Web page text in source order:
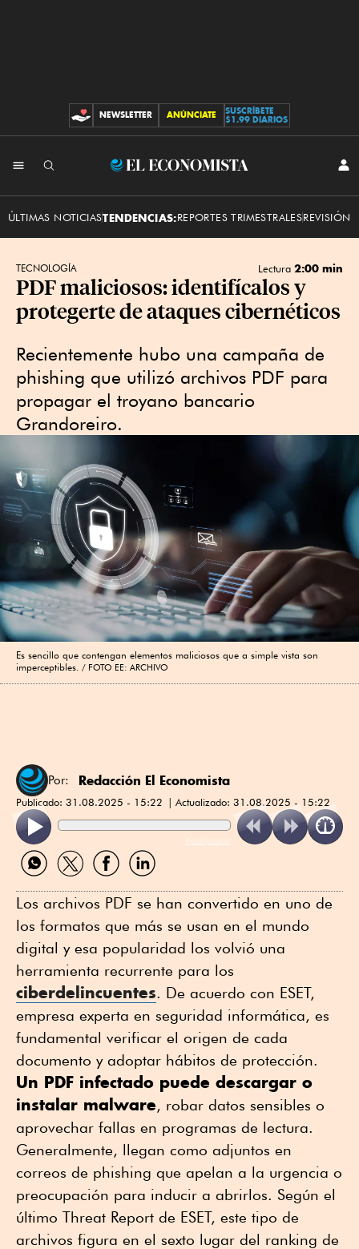
CONTRIBUCIONES
NEWSLETTER ANÚNCIATE
SUSCRÍBETE
$1.99 DIARIOS
El
ÚLTIMAS NOTICIASTENDENCIAS:REPORTES TRIMESTRALESREVISIÓN
TECNOLOGÍA Lectura 2:00 min
PDF maliciosos: identifícalos y
protegerte de ataques cibernéticos
Recientemente hubo una campaña de
phishing que utilizó archivos PDF para
propagar el troyano bancario
Grandoreiro.
Es sencillo que contengan elementos maliciosos que a simple vista son
imperceptibles.
FOTO EE: ARCHIVO
Por: Redacción El Economista
Publicado: 31.08.2025 - 15:22 Actualizado: 31.08.2025 - 15:22
ReadSpeaker
Compartir
por
Compartir
por
Compartir
por
Compartir
por
Los archivos PDF se han convertido en uno de
los formatos que más se usan en el mundo
digital y esa popularidad los volvió una
herramienta recurrente para los
ciberdelincuentes. De acuerdo con ESET,
empresa experta en seguridad informática, es
fundamental verificar el origen de cada
documento y adoptar hábitos de protección.
Un PDF infectado puede descargar o
instalar malware, robar datos sensibles o
aprovechar fallas en programas de lectura.
Generalmente, llegan como adjuntos en
correos de phishing que apelan a la urgencia o
preocupación para inducir a abrirlos. Según el
último Threat Report de ESET, este tipo de
archivos figura en el sexto lugar del ranking de